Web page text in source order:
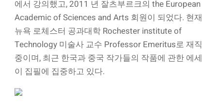
에서 강의했고, 2011 년 잘츠부르크의 the European
Academic of Sciences and Arts 회원이 되었다. 현재
뉴욕 로체스터 공과대학 Rochester institute of
Technology 미술사 교수 Professor Emeritus로 재직
중이며, 최근 한국과 중국 작가들의 작품에 관한 에세
이 집필에 집중하고 있다.